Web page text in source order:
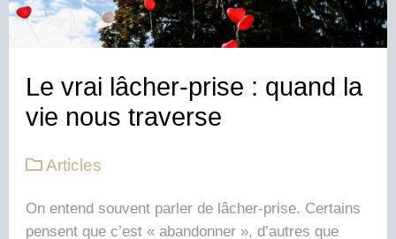
Le vrai lâcher-prise : quand la
vie nous traverse
Articles
On entend souvent parler de lâcher-prise. Certains
pensent que c’est « abandonner », d’autres que